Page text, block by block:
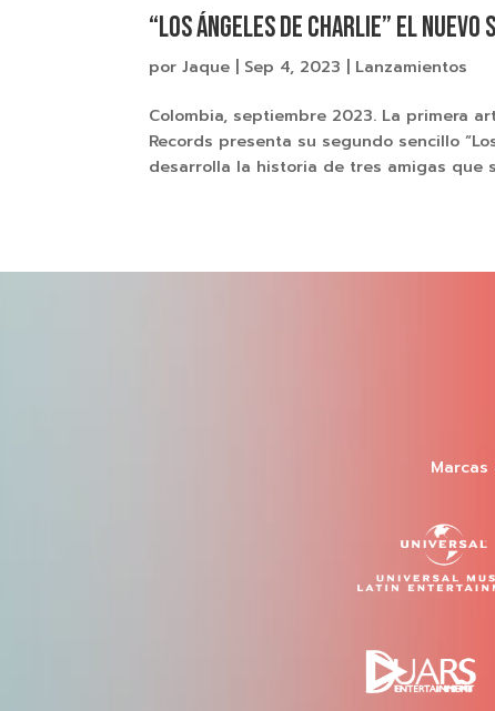
“Los Ángeles de Charlie” el
porJaque | Sep 4, 2023 | Lanzamientos
Colombia, septiembre 2023. La primera
Records presenta su segundo sencillo
desarrolla la historia de tres amigas que